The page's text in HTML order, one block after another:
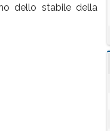
dello stabile della